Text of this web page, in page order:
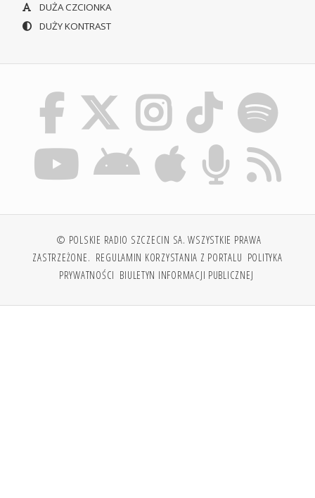
DUŻA CZCIONKA
DUŻY KONTRAST
© POLSKIE RADIO SZCZECIN SA. WSZYSTKIE PRAWA
ZASTRZEŻONE. REGULAMIN KORZYSTANIA Z PORTALU POLITYKA
PRYWATNOŚCI BIULETYN INFORMACJI PUBLICZNEJ